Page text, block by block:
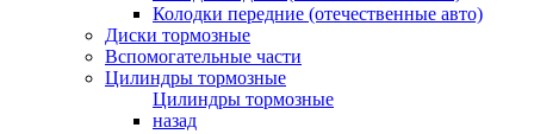
Колодки передние (отечественные авто)
Диски тормозные
Вспомогательные части
Цилиндры тормозные
Цилиндры тормозные
назад